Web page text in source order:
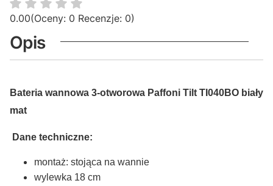
0.00(Oceny: 0 Recenzje: 0)
Opis
Bateria wannowa 3-otworowa Paffoni Tilt TI040BO biały
mat
Dane techniczne:
montaż: stojąca na wannie
wylewka 18 cm